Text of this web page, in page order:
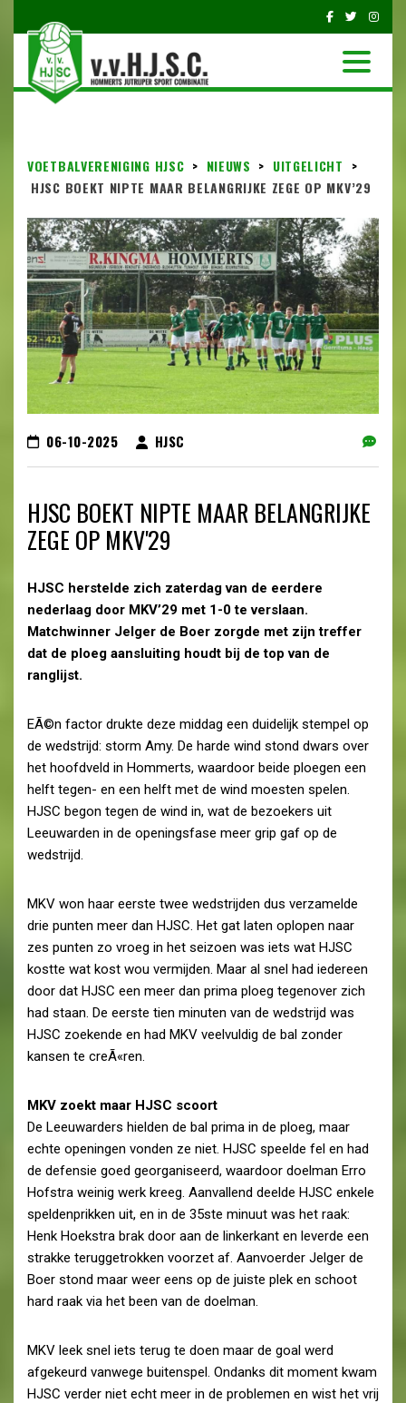
VOETBALVERENIGING HJSC > NIEUWS > UITGELICHT >
HJSC BOEKT NIPTE MAAR BELANGRIJKE ZEGE OP MKV’29
06-10-2025 HJSC
HJSC BOEKT NIPTE MAAR BELANGRIJKE
ZEGE OP MKV'29
HJSC herstelde zich zaterdag van de eerdere
nederlaag door MKV’29 met 1-0 te verslaan.
Matchwinner Jelger de Boer zorgde met zijn treffer
dat de ploeg aansluiting houdt bij de top van de
ranglijst.
EÃ©n factor drukte deze middag een duidelijk stempel op
de wedstrijd: storm Amy. De harde wind stond dwars over
het hoofdveld in Hommerts, waardoor beide ploegen een
helft tegen- en een helft met de wind moesten spelen.
HJSC begon tegen de wind in, wat de bezoekers uit
Leeuwarden in de openingsfase meer grip gaf op de
wedstrijd.
MKV won haar eerste twee wedstrijden dus verzamelde
drie punten meer dan HJSC. Het gat laten oplopen naar
zes punten zo vroeg in het seizoen was iets wat HJSC
kostte wat kost wou vermijden. Maar al snel had iedereen
door dat HJSC een meer dan prima ploeg tegenover zich
had staan. De eerste tien minuten van de wedstrijd was
HJSC zoekende en had MKV veelvuldig de bal zonder
kansen te creÃ«ren.
MKV zoekt maar HJSC scoort
De Leeuwarders hielden de bal prima in de ploeg, maar
echte openingen vonden ze niet. HJSC speelde fel en had
de defensie goed georganiseerd, waardoor doelman Erro
Hofstra weinig werk kreeg. Aanvallend deelde HJSC enkele
speldenprikken uit, en in de 35ste minuut was het raak:
Henk Hoekstra brak door aan de linkerkant en leverde een
strakke teruggetrokken voorzet af. Aanvoerder Jelger de
Boer stond maar weer eens op de juiste plek en schoot
hard raak via het been van de doelman.
MKV leek snel iets terug te doen maar de goal werd
afgekeurd vanwege buitenspel. Ondanks dit moment kwam
HJSC verder niet echt meer in de problemen en wist het vrij